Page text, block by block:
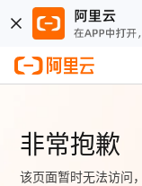
非常抱歉
该页面暂时无法访问